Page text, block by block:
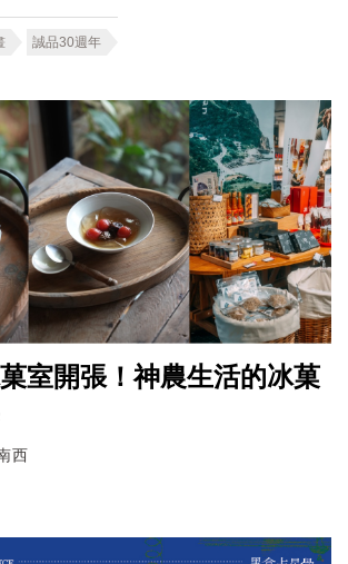
誠品30週年
室開張！神農生活的冰菓
西